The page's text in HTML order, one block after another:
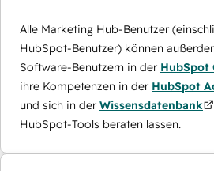
Alle Marketing Hub-Benutzer
HubSpot-Benutzer) können
Software-Benutzern in der HubSpot
ihre Kompetenzen in der HubSpot
und sich in der Wissensdatenbank
HubSpot-Tools beraten lassen.